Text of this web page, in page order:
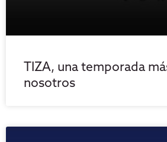
TIZA, una temporada
nosotros